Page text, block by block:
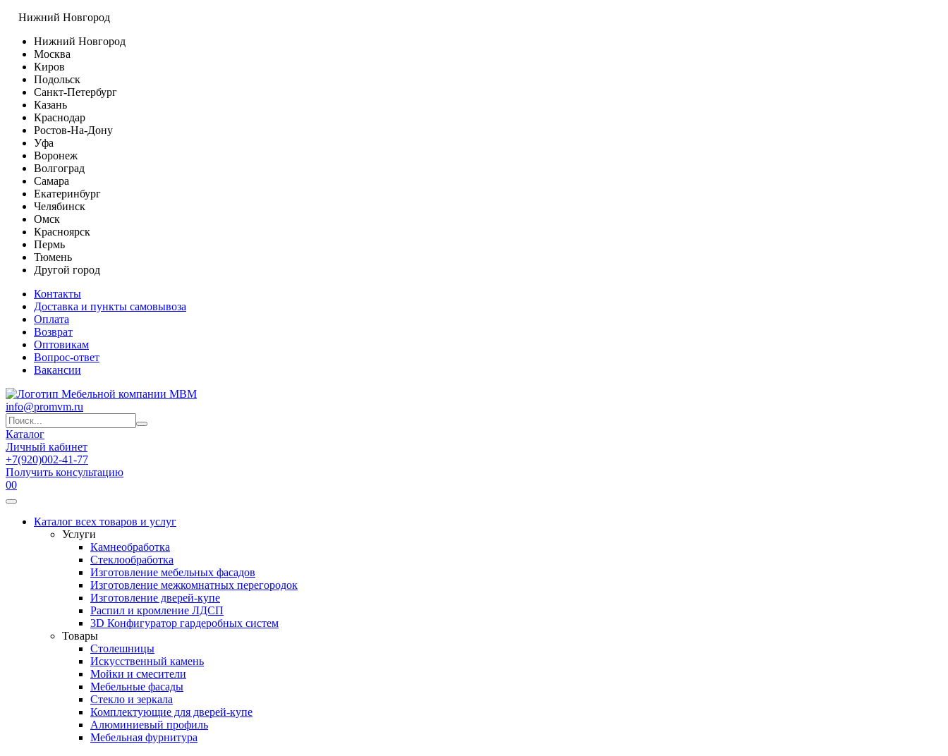
Нижний Новгород
Нижний Новгород
Москва
Киров
Подольск
Санкт-Петербург
Казань
Краснодар
Ростов-На-Дону
Уфа
Воронеж
Волгоград
Самара
Екатеринбург
Челябинск
Омск
Красноярск
Пермь
Тюмень
Другой город
Контакты
Доставка и пункты самовывоза
Оплата
Возврат
Оптовикам
Вопрос-ответ
Вакансии
info@promvm.ru
Каталог
Личный кабинет
+7(920)002-41-77
Получить консультацию
00
Каталог всех товаров и услуг
Услуги
Камнеобработка
Стеклообработка
Изготовление мебельных фасадов
Изготовление межкомнатных перегородок
Изготовление дверей-купе
Распил и кромление ЛДСП
3D Конфигуратор гардеробных систем
Товары
Столешницы
Искусственный камень
Мойки и смесители
Мебельные фасады
Стекло и зеркала
Комплектующие для дверей-купе
Алюминиевый профиль
Мебельная фурнитура